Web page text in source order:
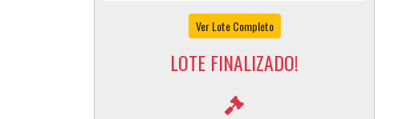
Ver Lote Completo
LOTE FINALIZADO!